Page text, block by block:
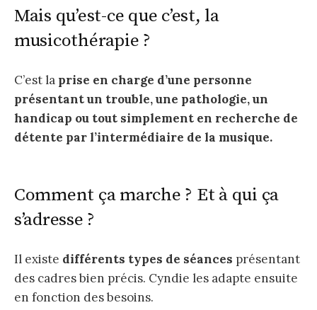
Mais qu’est-ce que c’est, la
musicothérapie ?
C’est la prise en charge d’une personne
présentant un trouble, une pathologie, un
handicap ou tout simplement en recherche de
détente par l’intermédiaire de la musique.
Comment ça marche ? Et à qui ça
s’adresse ?
Il existe différents types de séances présentant
des cadres bien précis. Cyndie les adapte ensuite
en fonction des besoins.